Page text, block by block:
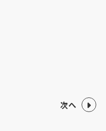
次へ